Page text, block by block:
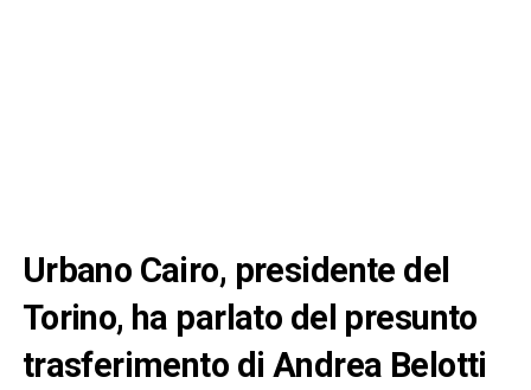
Urbano Cairo, presidente del
Torino, ha parlato del presunto
trasferimento di Andrea Belotti